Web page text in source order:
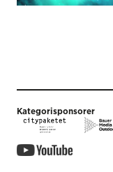
Kategorisponsorer